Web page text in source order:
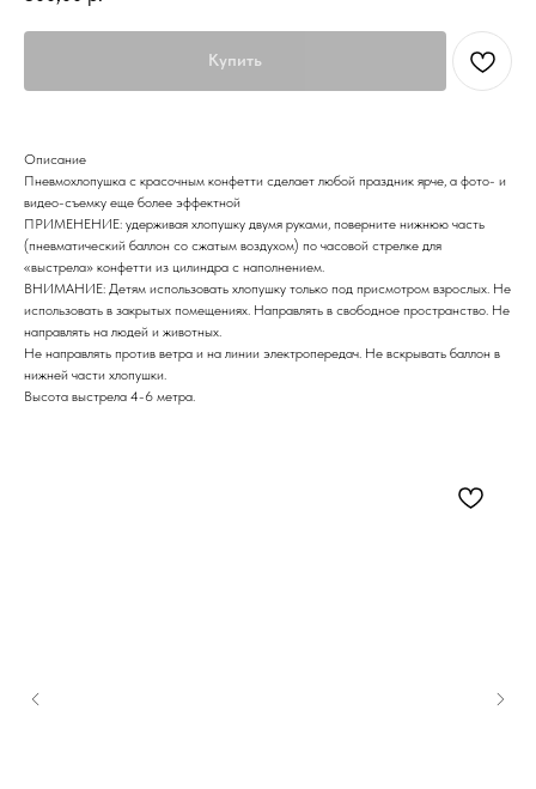
Купить
Описание
Пневмохлопушка с красочным конфетти сделает любой праздник ярче, а фото- и
видео-съемку еще более эффектной
ПРИМЕНЕНИЕ: удерживая хлопушку двумя руками, поверните нижнюю часть
(пневматический баллон со сжатым воздухом) по часовой стрелке для
«выстрела» конфетти из цилиндра с наполнением.
ВНИМАНИЕ: Детям использовать хлопушку только под присмотром взрослых. Не
использовать в закрытых помещениях. Направлять в свободное пространство. Не
направлять на людей и животных.
Не направлять против ветра и на линии электропередач. Не вскрывать баллон в
нижней части хлопушки.
Высота выстрела 4-6 метра.